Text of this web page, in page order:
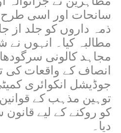
سانحات اور اسی طرح
ذمہ داروں کو جلد از
مطالبہ کیا۔ انہوں نے
مجاہد کالونی
انصاف کے واقعات کی
جوڈیشل انکوائری
توہین مذہب کے
کو روکنے کے لیے
دیا۔